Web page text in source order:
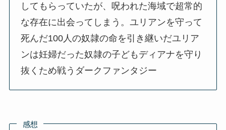
してもらっていたが、呪われた海域で超常的
な存在に出会ってしまう。ユリアンを守って
死んだ100人の奴隷の命を引き継いだユリア
ンは妊婦だった奴隷の子どもディアナを守り
抜くため戦うダークファンタジー
感想